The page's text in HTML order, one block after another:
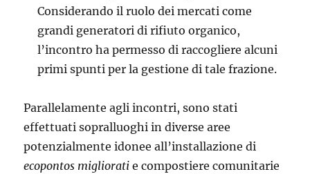
Considerando il ruolo dei mercati come
grandi generatori di rifiuto organico,
l’incontro ha permesso di raccogliere alcuni
primi spunti per la gestione di tale frazione.
Parallelamente agli incontri, sono stati
effettuati sopralluoghi in diverse aree
potenzialmente idonee all’installazione di
ecopontos migliorati e compostiere comunitarie